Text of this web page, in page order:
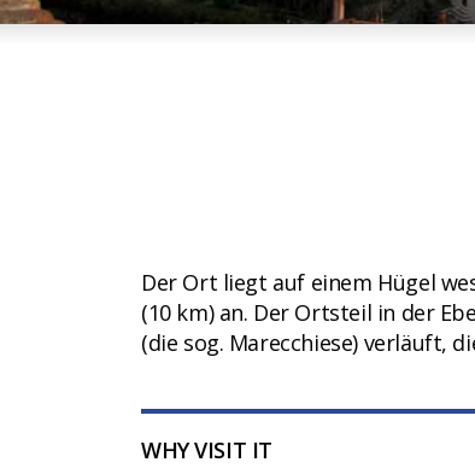
Der Ort liegt auf einem Hügel
(10 km) an. Der Ortsteil in der
(die sog. Marecchiese) verläuft,
WHY VISIT IT